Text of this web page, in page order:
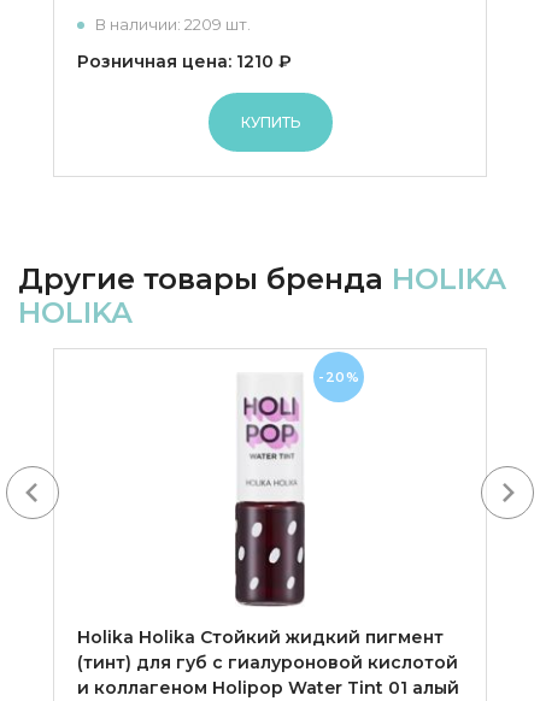
В наличии: 2209 шт.
Розничная цена: 1210 ₽
КУПИТЬ
Другие товары бренда HOLIKA
HOLIKA
Holika Holika Cтойкий жидкий пигмент
(тинт) для губ с гиалуроновой кислотой
и коллагеном Holipop Water Tint 01 алый
-20%